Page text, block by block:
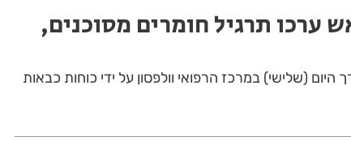
ערכו תרגיל חומרים מסוכנים,
היום (שלישי) במרכז הרפואי וולפסון על ידי כוחות כבאות